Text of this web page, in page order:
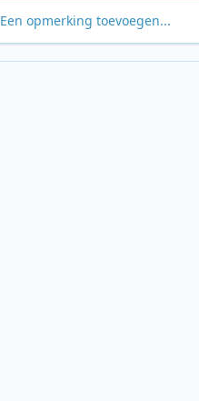
Een opmerking toevoegen...